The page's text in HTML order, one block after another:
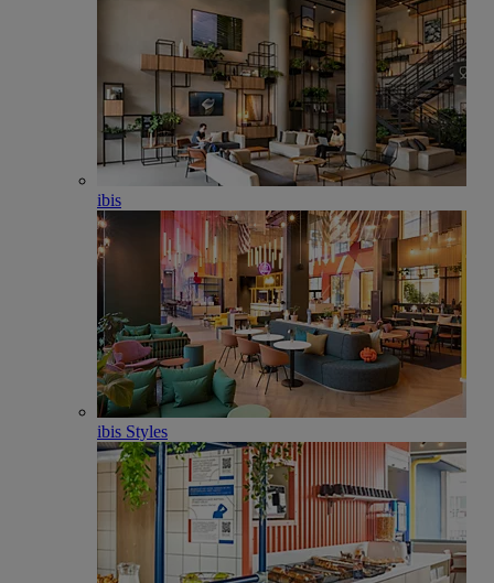
ibis
ibis Styles